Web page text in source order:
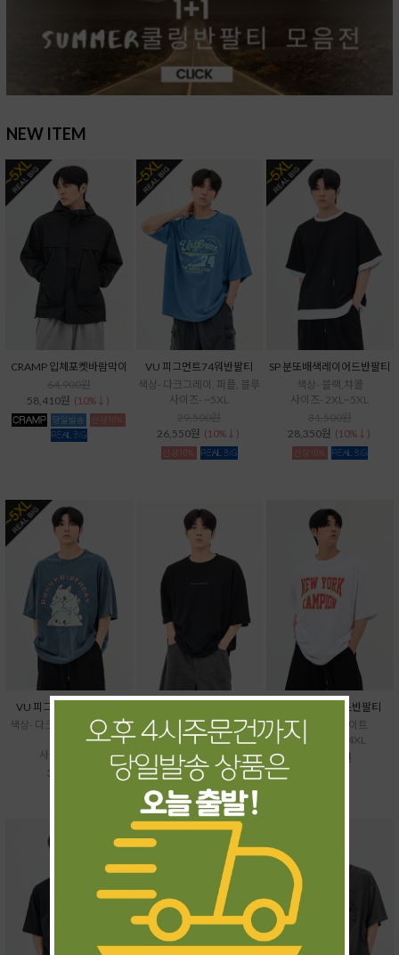
NEW ITEM
CRAMP 입체포켓바람막이
58,410원 (10%↓)
VU 피그먼트74워반팔티
색상- 다크그레이, 퍼플, 블루
사이즈- ~5XL
26,550원 (10%↓)
SP 분또배색레이어드반팔티
색상- 블랙,챠콜
사이즈- 2XL~5XL
28,350원 (10%↓)
VU 피그토끼케익반팔티
색상- 다크그레이,베이지,블
사이즈- ~5XL
31,500원
색상- 블랙,화이트
사이즈- ~4XL
31,500원
HI 뉴욕16수박스반팔티
색상- 블랙,화이트
사이즈- XL~4XL
37,500원